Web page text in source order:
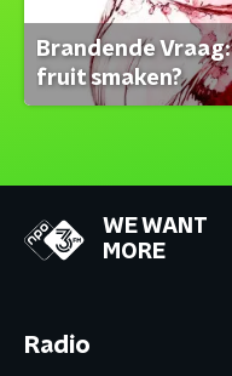
Brandende
fruit smaken?
WE WANT
MORE
Radio